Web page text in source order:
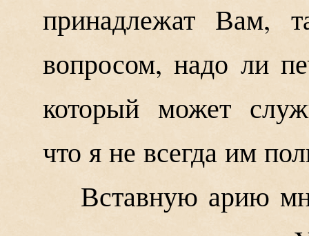
принадлежат Вам,
вопросом, надо ли
который может
что я не всегда им
Вставную арию